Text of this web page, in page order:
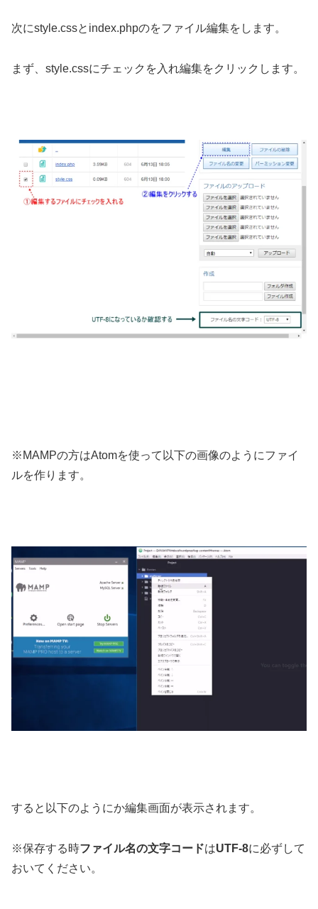
次にstyle.cssとindex.phpのをファイル編集をします。
まず、style.cssにチェックを入れ編集をクリックします。
※MAMPの方はAtomを使って以下の画像のようにファイ
ルを作ります。
すると以下のようにか編集画面が表示されます。
※保存する時ファイル名の文字コードはUTF-8に必ずして
おいてください。